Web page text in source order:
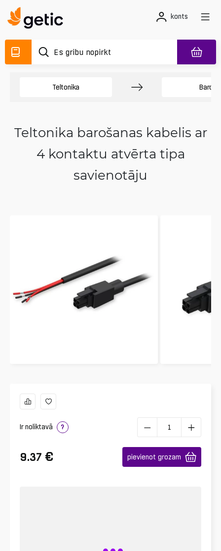
konts
Teltonika
Teltonika barošanas kabelis ar
4 kontaktu atvērta tipa
savienotāju
Ir noliktavā ?
9.37 € pievienot grozam